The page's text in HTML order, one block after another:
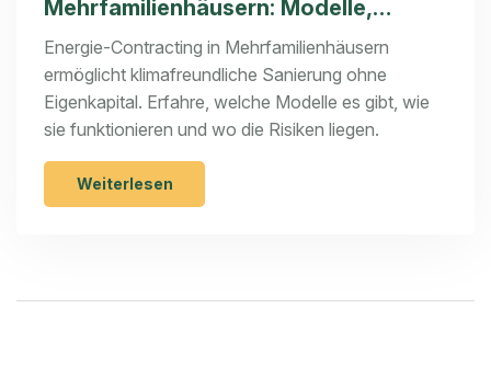
Mehrfamilienhäusern: Modelle,
Kosten und Risiken erklärt
Energie-Contracting in Mehrfamilienhäusern
ermöglicht klimafreundliche Sanierung ohne
Eigenkapital. Erfahre, welche Modelle es gibt, wie
sie funktionieren und wo die Risiken liegen.
Weiterlesen